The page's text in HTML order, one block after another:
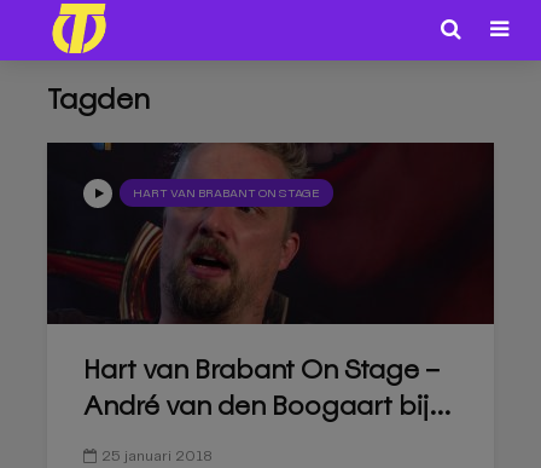
Tagden
HART VAN BRABANT ON STAGE
Hart van Brabant On Stage –
André van den Boogaart bij...
25 januari 2018